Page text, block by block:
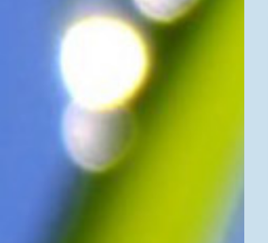
民們的收入也會相對提高呢！